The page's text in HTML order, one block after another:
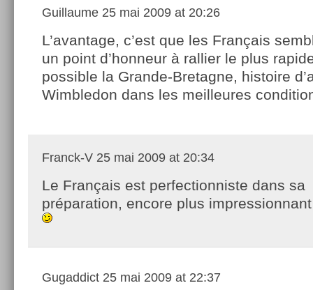
Guillaume 25 mai 2009 at 20:26
L’avantage, c’est que les Français
un point d’honneur à rallier le plus
possible la Grande-Bretagne, histoire
Wimbledon dans les meilleures
Franck-V 25 mai 2009 at 20:34
Le Français est perfectionniste dans sa
préparation, encore plus
Gugaddict 25 mai 2009 at 22:37